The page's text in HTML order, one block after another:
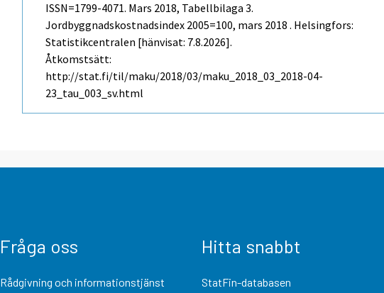
ISSN=1799-4071. Mars 2018, Tabellbilaga 3.
Jordbyggnadskostnadsindex 2005=100, mars 2018 . Helsingfors:
Statistikcentralen [hänvisat: 7.8.2026].
Åtkomstsätt:
http://stat.fi/til/maku/2018/03/maku_2018_03_2018-04-
23_tau_003_sv.html
Fråga oss
Rådgivning och informationstjänst
Hitta snabbt
StatFin-databasen